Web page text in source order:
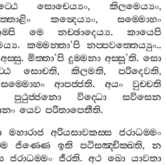
සොචෙය්‍යං,කිලමෙය්‍යං,
කන්‍දෙය්‍යං,සම‍්මොහං
මෙ නච‍්ඡාදෙය්‍ය. කායෙපි
. කම‍්මන‍්තා’පි නප‍්පවත‍්තෙය්‍යුං..
අස‍්සු. මිත‍්තා’පි දුම‍්මනා අස‍්සූ’ති. සො
සොචති,කිලමති, පරිදෙවති,
සම‍්මොහං ආපජ‍්ජති. අයං
වුච‍්චති
පුථුජ‍්ජනො විද‍්ධො
සවිසෙන
යෙව පරිතාපෙතීති.
මහාරාජ අරියසාවකස‍්ස
ජරාධම‍්මං
ජිණ‍්ණෙ ඉති පටිසඤ‍්චික‍්ඛති, න
ජරාධම‍්මං ජීරති. අථ ඛො යාවතා